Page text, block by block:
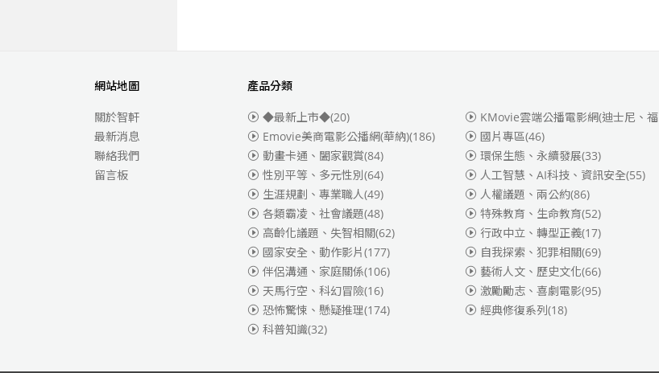
網站地圖
關於智軒
最新消息
聯絡我們
留言板
產品分類
◆最新上市◆(20) KMovie雲端公播電影網(迪士尼、福斯、索尼)
Emovie美商電影公播網(華納)(186) 國片專區(46)
動畫卡通、闔家觀賞(84) 環保生態、永續發展(33)
性別平等、多元性別(64) 人工智慧、AI科技、資訊安全(55)
生涯規劃、專業職人(49) 人權議題、兩公約(86)
各類霸凌、社會議題(48) 特殊教育、生命教育(52)
高齡化議題、失智相關(62) 行政中立、轉型正義(17)
國家安全、動作影片(177) 自我探索、犯罪相關(69)
伴侶溝通、家庭關係(106) 藝術人文、歷史文化(66)
天馬行空、科幻冒險(16) 激勵勵志、喜劇電影(95)
恐怖驚悚、懸疑推理(174) 經典修復系列(18)
科普知識(32)